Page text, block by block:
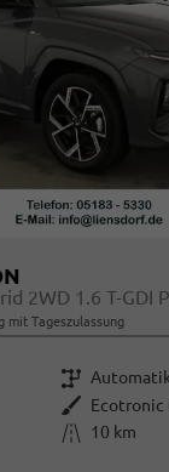
mit Tageszulassung
Getriebe
Außenfarbe Ecotronic
Kilometerstand
10 km